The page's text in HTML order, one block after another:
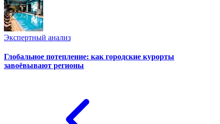
Экспертный анализ
Глобальное потепление: как городские курорты
завоёвывают регионы